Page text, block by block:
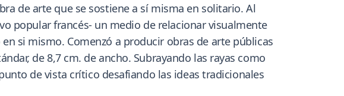
de arte que se sostiene a sí misma en solitario. Al
popular francés- un medio de relacionar visualmente
si mismo. Comenzó a producir obras de arte públicas
de 8,7 cm. de ancho. Subrayando las rayas como
de vista crítico desafiando las ideas tradicionales